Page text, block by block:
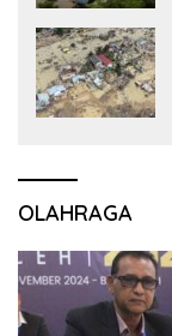
OLAHRAGA